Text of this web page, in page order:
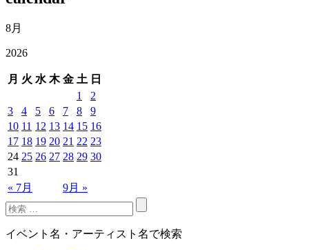
8月
2026
月 火 水 木 金 土 日
« 7月 9月 »
1
2
3
4 5 6 7 8
9
10 11 12 13 14 15 16
17 18 19 20 21 22 23
24 25 26 27 28 29 30
31
イベント名・アーティスト名で検索